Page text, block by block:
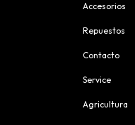
Accesorios
Repuestos
Contacto
Service
Agricultura